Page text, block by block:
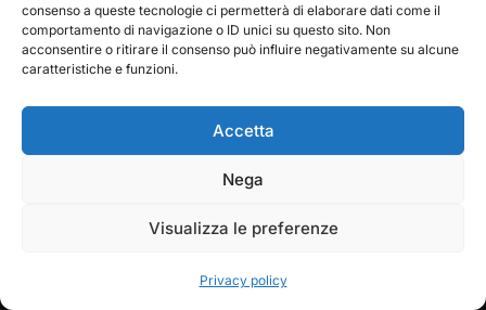
consenso a queste tecnologie ci permetterà di elaborare dati come il
comportamento di navigazione o ID unici su questo sito. Non
acconsentire o ritirare il consenso può influire negativamente su alcune
caratteristiche e funzioni.
Accetta
Nega
Visualizza le preferenze
Privacy policy
Copyright © 2026 — Frasassi Climbing Festival. All
Rights Reserved